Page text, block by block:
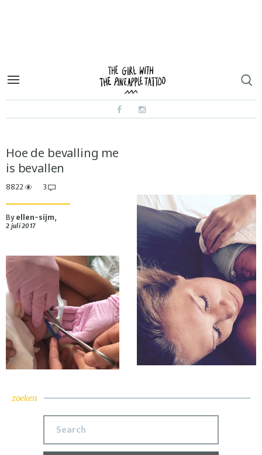
Hoe de bevalling me
is bevallen
8822 3
By ellen-sijm,
2 juli 2017
zoeken